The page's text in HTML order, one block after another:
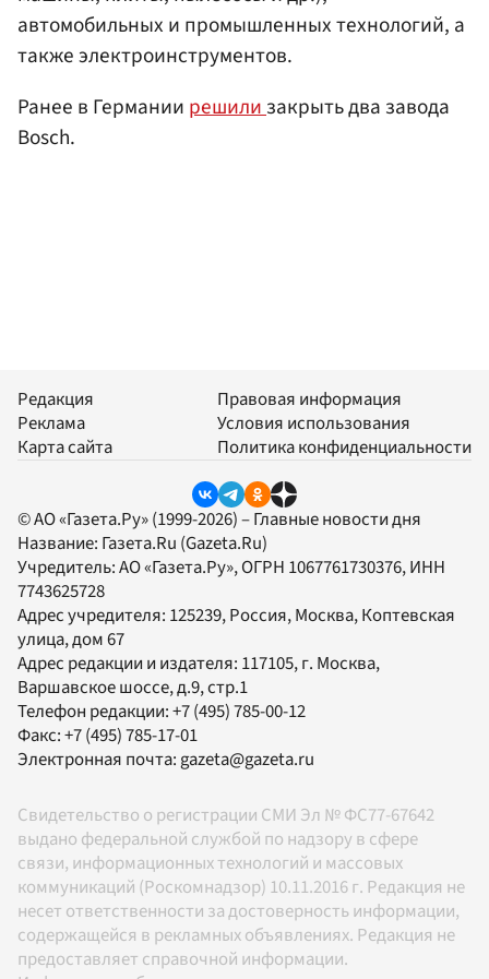
автомобильных и промышленных технологий, а
также электроинструментов.
Ранее в Германии решилизакрыть два завода
Bosch.
Редакция
Реклама
Карта сайта
Правовая информация
Условия использования
Политика конфиденциальности
© АО «Газета.Ру» (1999-2026) – Главные новости дня
Название: Газета.Ru (Gazeta.Ru)
Учредитель:АО «Газета.Ру», ОГРН 1067761730376, ИНН
7743625728
Адрес учредителя: 125239, Россия, Москва, Коптевская
улица, дом 67
Адрес редакции и издателя: 117105, г. Москва,
Варшавское шоссе, д.9, стр.1
Телефон редакции:+7 (495) 785-00-12
Факс:+7 (495) 785-17-01
Электронная почта: gazeta@gazeta.ru
Свидетельство о регистрации СМИ Эл № ФС77-67642
выдано федеральной службой по надзору в сфере
связи, информационных технологий и массовых
коммуникаций (Роскомнадзор) 10.11.2016 г. Редакция не
несет ответственности за достоверность информации,
содержащейся в рекламных объявлениях. Редакция не
предоставляет справочной информации.